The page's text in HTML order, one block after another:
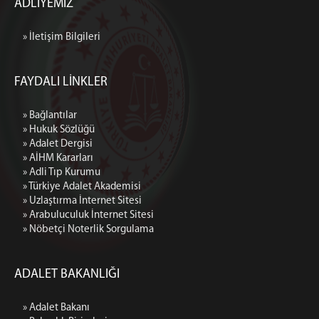
Cumhuriyet Başsavcılığı
İdari İşler Müdürlüğü
Hazırlık Bürosu
Müracaat ve Suçüstü Bürosu
Seri Muhakeme Usulü Soruşturma Bürosu
İlamat ve İnfaz Bürosu
Yakalama Bürosu
İdari Yaptırım Bürosu
Muhabere Bürosu
ADLİYEMİZ
» İletişim Bilgileri
FAYDALI LİNKLER
» Bağlantılar
» Hukuk Sözlüğü
» Adalet Dergisi
» AİHM Kararları
» Adli Tıp Kurumu
» Türkiye Adalet Akademisi
» Uzlaştırma İnternet Sitesi
» Arabuluculuk İnternet Sitesi
» Nöbetçi Noterlik Sorgulama
ADALET BAKANLIĞI
» Adalet Bakanı